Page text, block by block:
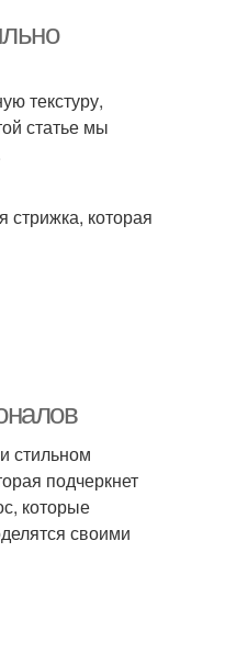
текстуру,
статье мы
стрижка, которая
стильном
подчеркнет
которые
своими